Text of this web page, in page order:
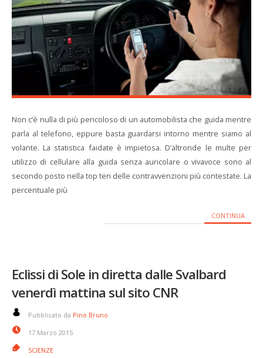
Non c’è nulla di più pericoloso di un automobilista che guida mentre
parla al telefono, eppure basta guardarsi intorno mentre siamo al
volante. La statistica faidate è impietosa. D’altronde le multe per
utilizzo di cellulare alla guida senza auricolare o vivavoce sono al
secondo posto nella top ten delle contravvenzioni più contestate. La
percentuale più
CONTINUA
Eclissi di Sole in diretta dalle Svalbard
venerdì mattina sul sito CNR
Pubblicato da Pino Bruno
17 Marzo 2015
SCIENZE